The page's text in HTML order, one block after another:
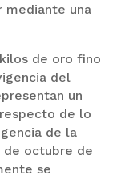
mediante una
de oro fino
del
un
de lo
de la
de octubre de
se